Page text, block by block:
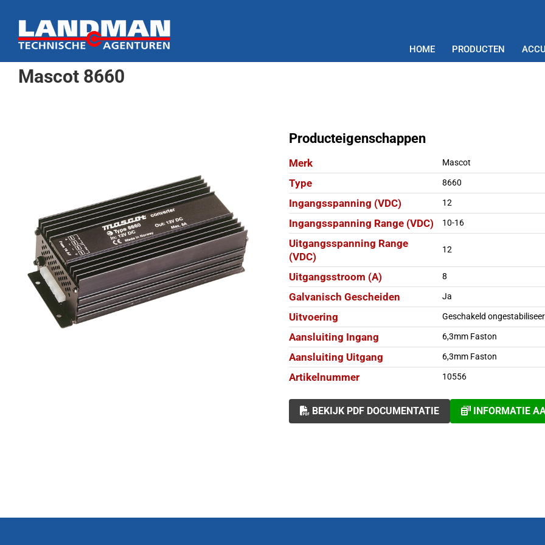
naar
inhoud
HOME PRODUCTEN
Mascot 8660
Producteigenschappen
Merk Mascot
Type 8660
Ingangsspanning (VDC) 12
Ingangsspanning Range (VDC) 10-16
Uitgangsspanning Range
(VDC)
12
Uitgangsstroom (A) 8
Galvanisch Gescheiden Ja
Uitvoering Geschakeld
Aansluiting Ingang 6,3mm Faston
Aansluiting Uitgang 6,3mm Faston
Artikelnummer 10556
BEKIJK PDF DOCUMENTATIE INFORMATIE